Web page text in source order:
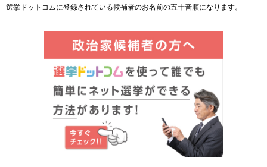
選挙ドットコムに登録されている候補者のお名前の五十音順になります。